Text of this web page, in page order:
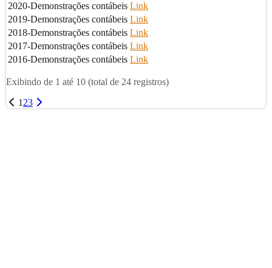
2020-Demonstrações contábeis Link
2019-Demonstrações contábeis Link
2018-Demonstrações contábeis Link
2017-Demonstrações contábeis Link
2016-Demonstrações contábeis Link
Exibindo de 1 até 10 (total de 24 registros)
123